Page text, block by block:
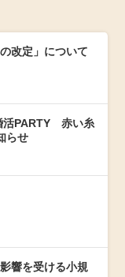
改定」について
活PARTY 赤い糸
らせ
響を受ける小規